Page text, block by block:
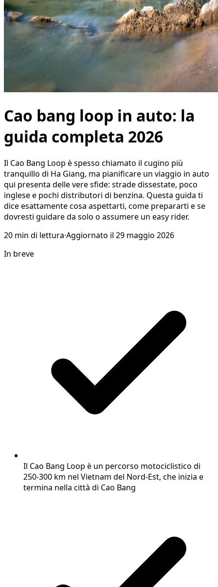
Cao bang loop in auto: la
guida completa 2026
Il Cao Bang Loop è spesso chiamato il cugino più
tranquillo di Ha Giang, ma pianificare un viaggio in auto
qui presenta delle vere sfide: strade dissestate, poco
inglese e pochi distributori di benzina. Questa guida ti
dice esattamente cosa aspettarti, come prepararti e se
dovresti guidare da solo o assumere un easy rider.
20 min di lettura·Aggiornato il 29 maggio 2026
In breve
Il Cao Bang Loop è un percorso motociclistico di
250-300 km nel Vietnam del Nord-Est, che inizia e
termina nella città di Cao Bang